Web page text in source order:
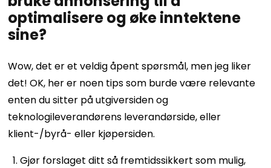
optimalisere og øke inntektene
sine?
Wow, det er et veldig åpent spørsmål, men jeg liker
det! OK, her er noen tips som burde være relevante
enten du sitter på utgiversiden og
teknologileverandørens leverandørside, eller
klient-/byrå- eller kjøpersiden.
Gjør forslaget ditt så fremtidssikkert som mulig,